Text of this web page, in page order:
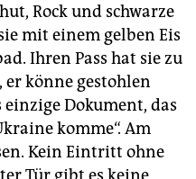
Rock und schwarze
mit einem gelben Eis
Ihren Pass hat sie zu
er könne gestohlen
einzige Dokument, das
komme“. Am
Kein Eintritt ohne
Tür gibt es keine